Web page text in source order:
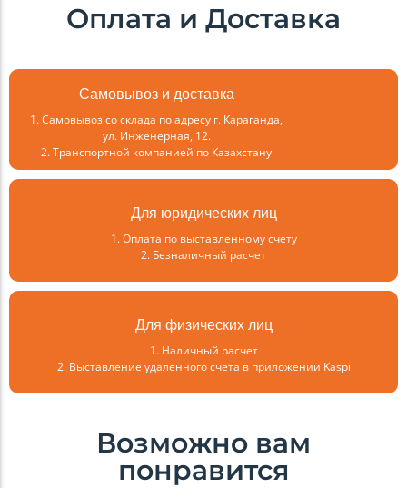
Оплата и Доставка
Самовывоз и доставка
1. Самовывоз со склада по адресу г. Караганда,
ул. Инженерная, 12.
2. Транспортной компанией по Казахстану
Для юридических лиц
1. Оплата по выставленному счету
2. Безналичный расчет
Для физических лиц
1. Наличный расчет
2. Выставление удаленного счета в приложении Kaspi
Возможно вам
понравится